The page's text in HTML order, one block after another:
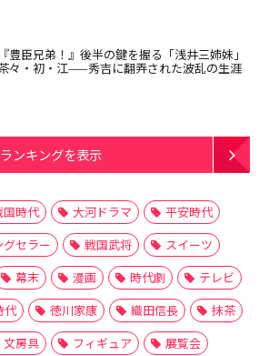
『豊臣兄弟！』後半の鍵を握る「浅井三姉妹」
々・初・江——秀吉に翻弄された波乱の生涯
ランキングを表示
国時代 大河ドラマ
平安時代
グセラー 戦国武将
スイーツ
幕末 漫画 時代劇
テレビ
代 徳川家康 織田信長
抹茶
文房具 フィギュア
展覧会